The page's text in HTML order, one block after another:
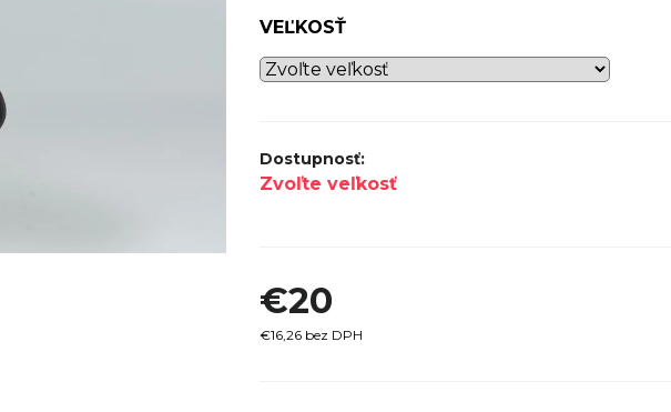
VEĽKOSŤ
Zvoľte veľkosť
€20
€16,26 bez DPH
TREK MARLIN 6 GEN 3 LAVA
CYPRESS / COOL GREY